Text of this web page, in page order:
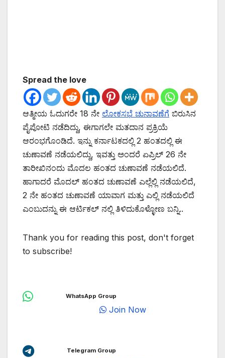
Spread the love
ಆತ್ಮೀಯ ಓದುಗರೇ 18 ನೇ ಲೋಕಸಭೆ ಚುನಾವಣೆಗೆ ಬಿರುಸಿನ
ಪೈಪೋಟಿ ನಡೆದಿದ್ದು, ಈಗಾಗಲೇ ಮತದಾನ ಪ್ರಕ್ರಿಯೆ
ಆರಂಭಗೊಂಡಿದೆ. ಇನ್ನು ಕರ್ನಾಟಕದಲ್ಲಿ 2 ಹಂತದಲ್ಲಿ ಈ
ಚುಣಾವಣೆ ನಡೆಯಲಿದ್ದು, ಇವತ್ತು ಅಂದರೆ ಏಪ್ರಿಲ್ 26 ನೇ
ತಾರೀಖಿನಂದು ಮೊದಲ ಹಂತದ ಚುಣಾವಣೆ ನಡೆಯಲಿದೆ.
ಹಾಗಾದರೆ ಮೊದಲ್ ಹಂತದ ಚುಣಾವಣೆ ಎಲ್ಲೆಲ್ಲಿ ನಡೆಯಲಿದೆ,
2 ನೇ ಹಂತದ ಚುಣಾವಣೆ ಯಾವಾಗ ಮತ್ತು ಎಲ್ಲಿ ನಡೆಯಲಿದೆ
ಎಂಬುದನ್ನು ಈ ಆರ್ಟಿಕಲ್ ನಲ್ಲಿ ತಿಳಿದುಕೊಳ್ಳೋಣ ಬನ್ನಿ..
Thank you for reading this post, don't forget
to subscribe!
WhatsApp Group
Join Now
Telegram Group